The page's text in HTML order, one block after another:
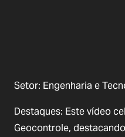
Setor: Engenharia e
Destaques: Este vídeo
Geocontrole,